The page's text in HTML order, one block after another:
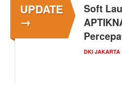
UPDATE
→
Lembah
NASIONAL-